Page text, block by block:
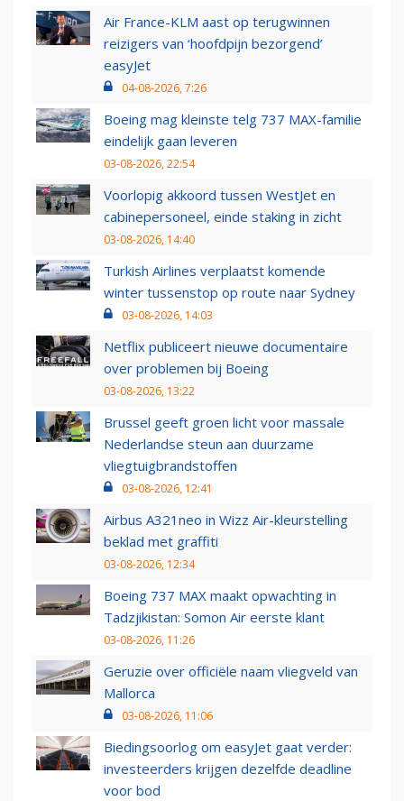
Air France-KLM aast op terugwinnen
reizigers van ‘hoofdpijn bezorgend’
easyJet
04-08-2026, 7:26
Boeing mag kleinste telg 737 MAX-familie
eindelijk gaan leveren
03-08-2026, 22:54
Voorlopig akkoord tussen WestJet en
cabinepersoneel, einde staking in zicht
03-08-2026, 14:40
Turkish Airlines verplaatst komende
winter tussenstop op route naar Sydney
03-08-2026, 14:03
Netflix publiceert nieuwe documentaire
over problemen bij Boeing
03-08-2026, 13:22
Brussel geeft groen licht voor massale
Nederlandse steun aan duurzame
vliegtuigbrandstoffen
03-08-2026, 12:41
Airbus A321neo in Wizz Air-kleurstelling
beklad met graffiti
03-08-2026, 12:34
Boeing 737 MAX maakt opwachting in
Tadzjikistan: Somon Air eerste klant
03-08-2026, 11:26
Geruzie over officiële naam vliegveld van
Mallorca
03-08-2026, 11:06
Biedingsoorlog om easyJet gaat verder:
investeerders krijgen dezelfde deadline
voor bod